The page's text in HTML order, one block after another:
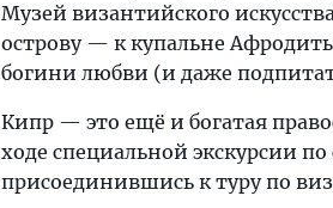
Музей византийского
острову — к купальне
богини любви (и даже
Кипр — это ещё и богатая
ходе специальной экскурсии
присоединившись к туру по